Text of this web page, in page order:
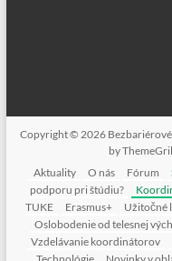
Copyright © 2026
by
Aktuality
O nás Fórum
podporu pri štúdiu?
TUKE
Erasmus+ Užitočné
Oslobodenie od telesnej
Vzdelávanie koordinátorov